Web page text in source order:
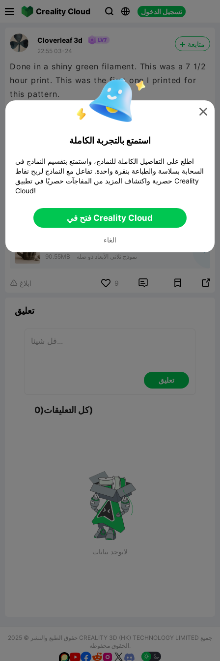
Creality Cloud   تسجيل الدخول
Cloverleaf 3d
22:55 03-24
متابعة
Done in a shiny green filament. This was a 7 1/2
hour print. This was the first one I printed for
this pattern.
90.55MB نموذج ثلاثي الأبعاد ذو صلة
 ابلاغ 9  
تعليق
تعليق
كل التعليقات(0)
لايوجد بيانات
حقوق الطبع والنشر © 2025 CREALITY 3D (HK) TECHNOLOGY LIMITED جميع
الحقوق محفوظة.
  

استمتع بالتجربة الكاملة
اطلع على التفاصيل الكاملة للنماذج، واستمتع بتقسيم النماذج في
السحابة بسلاسة والطباعة بنقرة واحدة. تفاعل مع النماذج لربح نقاط
حصرية واكتشاف المزيد من المفاجآت حصريًا في تطبيق Creality
Cloud!
فتح في Creality Cloud
الغاء